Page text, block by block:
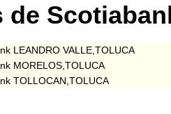
LEANDRO VALLE,TOLUCA
MORELOS,TOLUCA
TOLLOCAN,TOLUCA